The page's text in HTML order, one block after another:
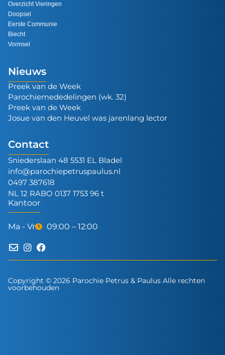
Overzicht Vieringen
Doopsel
Eerste Communie
Biecht
Vormsel
Nieuws
Preek van de Week
Parochiemededelingen (wk. 32)
Preek van de Week
Josue van den Heuvel was jarenlang lector
Contact
Sniederslaan 48 5531 EL Bladel
info@parochiepetruspaulus.nl
0497 387618
NL 12 RABO 0137 1753 96 t
Kantoor
Ma - Vr 09:00 – 12:00
Copyright © 2026 Parochie Petrus & Paulus Alle rechten
voorbehouden